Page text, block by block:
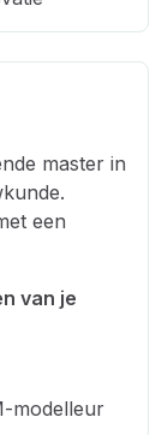
master in
een
van je
modelleur